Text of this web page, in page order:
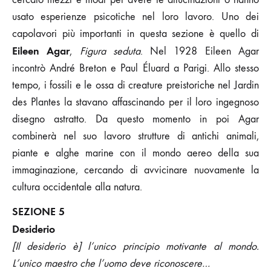
usato esperienze psicotiche nel loro lavoro. Uno dei
capolavori più importanti in questa sezione è quello di
Eileen Agar, Figura seduta. Nel 1928 Eileen Agar
incontrò André Breton e Paul Éluard a Parigi. Allo stesso
tempo, i fossili e le ossa di creature preistoriche nel Jardin
des Plantes la stavano affascinando per il loro ingegnoso
disegno astratto. Da questo momento in poi Agar
combinerà nel suo lavoro strutture di antichi animali,
piante e alghe marine con il mondo aereo della sua
immaginazione, cercando di avvicinare nuovamente la
cultura occidentale alla natura.
SEZIONE 5
Desiderio
[Il desiderio è] l’unico principio motivante al mondo.
L’unico maestro che l’uomo deve riconoscere…